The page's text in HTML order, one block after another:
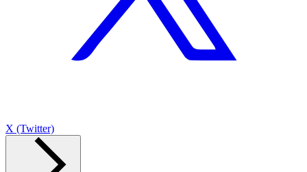
X (Twitter)